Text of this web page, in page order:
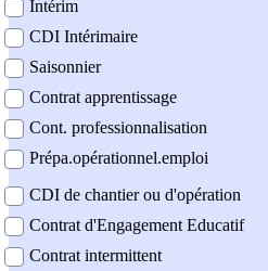
Intérim
CDI Intérimaire
Saisonnier
Contrat apprentissage
Cont. professionnalisation
Prépa.opérationnel.emploi
CDI de chantier ou d'opération
Contrat d'Engagement Educatif
Contrat intermittent